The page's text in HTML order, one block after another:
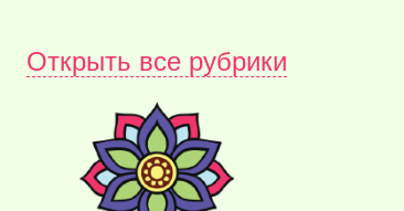
Открыть все рубрики